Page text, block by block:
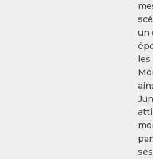
un
les